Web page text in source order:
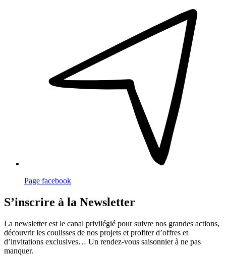
Page facebook
S’inscrire à la Newsletter
La newsletter est le canal privilégié pour suivre nos grandes actions,
découvrir les coulisses de nos projets et profiter d’offres et
d’invitations exclusives… Un rendez-vous saisonnier à ne pas
manquer.